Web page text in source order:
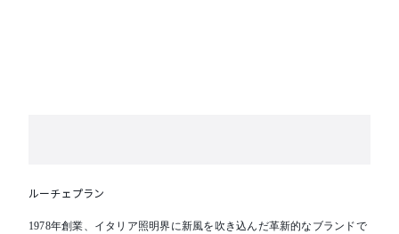
ルーチェプラン
1978年創業、イタリア照明界に新風を吹き込んだ革新的なブランドで